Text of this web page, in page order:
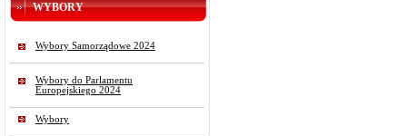
WYBORY
Wybory Samorządowe 2024
Wybory do Parlamentu
Europejskiego 2024
Wybory